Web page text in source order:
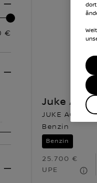
€
Juke
JUKE
Benzin
Benzin
25.700 €
UPE